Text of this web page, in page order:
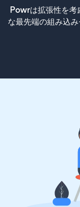
Powrは拡張性を考
な最先端の組み込